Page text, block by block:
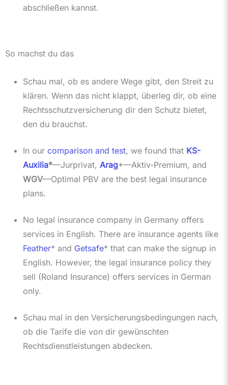
abschließen kannst.
So machst du das
Schau mal, ob es andere Wege gibt, den Streit zu
klären. Wenn das nicht klappt, überleg dir, ob eine
Rechtsschutzversicherung dir den Schutz bietet,
den du brauchst.
In our comparison and test, we found that KS-
Auxilia*—Jurprivat, Arag*—Aktiv-Premium, and
WGV—Optimal PBV are the best legal insurance
plans.
No legal insurance company in Germany offers
services in English. There are insurance agents like
Feather* and Getsafe* that can make the signup in
English. However, the legal insurance policy they
sell (Roland Insurance) offers services in German
only.
Schau mal in den Versicherungsbedingungen nach,
ob die Tarife die von dir gewünschten
Rechtsdienstleistungen abdecken.